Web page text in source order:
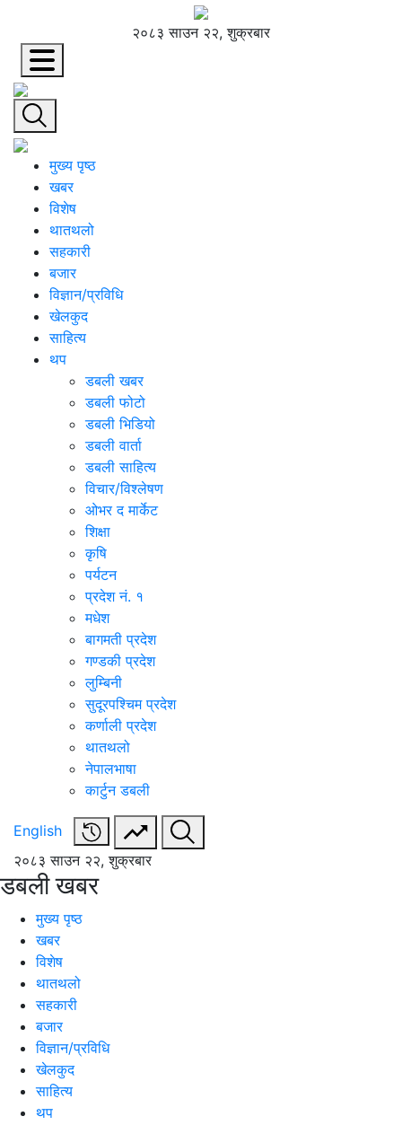
२०८३ साउन २२, शुक्रबार
मुख्य पृष्ठ
खबर
विशेष
थातथलो
सहकारी
बजार
विज्ञान/प्रविधि
खेलकुद
साहित्य
थप
डबली खबर
डबली फोटो
डबली भिडियो
डबली वार्ता
डबली साहित्य
विचार/विश्‍लेषण
ओभर द मार्केट
शिक्षा
कृषि
पर्यटन
प्रदेश नं. १
मधेश
बागमती प्रदेश
गण्डकी प्रदेश
लुम्बिनी
सुदूरपश्चिम प्रदेश
कर्णाली प्रदेश
थातथलो
नेपालभाषा
कार्टुन डबली
English
२०८३ साउन २२, शुक्रबार
डबली खबर
मुख्य पृष्ठ
खबर
विशेष
थातथलो
सहकारी
बजार
विज्ञान/प्रविधि
खेलकुद
साहित्य
थप